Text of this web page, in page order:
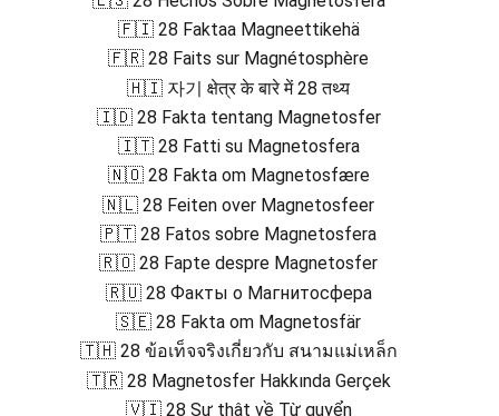
🇫🇮 28 Faktaa Magneettikehä
🇫🇷 28 Faits sur Magnétosphère
🇭🇮 자기 क्षेत्र के बारे में 28 तथ्य
🇮🇩 28 Fakta tentang Magnetosfer
🇮🇹 28 Fatti su Magnetosfera
🇳🇴 28 Fakta om Magnetosfære
🇳🇱 28 Feiten over Magnetosfeer
🇵🇹 28 Fatos sobre Magnetosfera
🇷🇴 28 Fapte despre Magnetosfer
🇷🇺 28 Факты о Магнитосфера
🇸🇪 28 Fakta om Magnetosfär
🇹🇭 28 ข้อเท็จจริงเกี่ยวกับ สนามแม่เหล็ก
🇹🇷 28 Magnetosfer Hakkında Gerçek
🇻🇮 28 Sự thật về Từ quyển